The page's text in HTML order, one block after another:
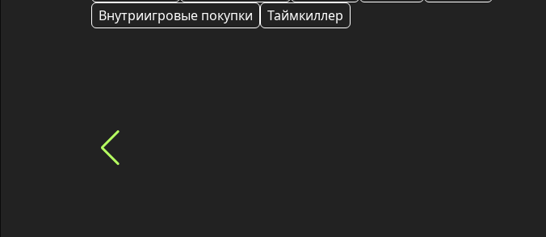
Внутриигровые покупки
Таймкиллер